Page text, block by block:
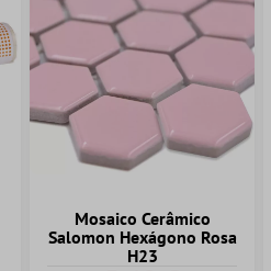
Mosaico Cerâmico
Salomon Hexágono Rosa
H23